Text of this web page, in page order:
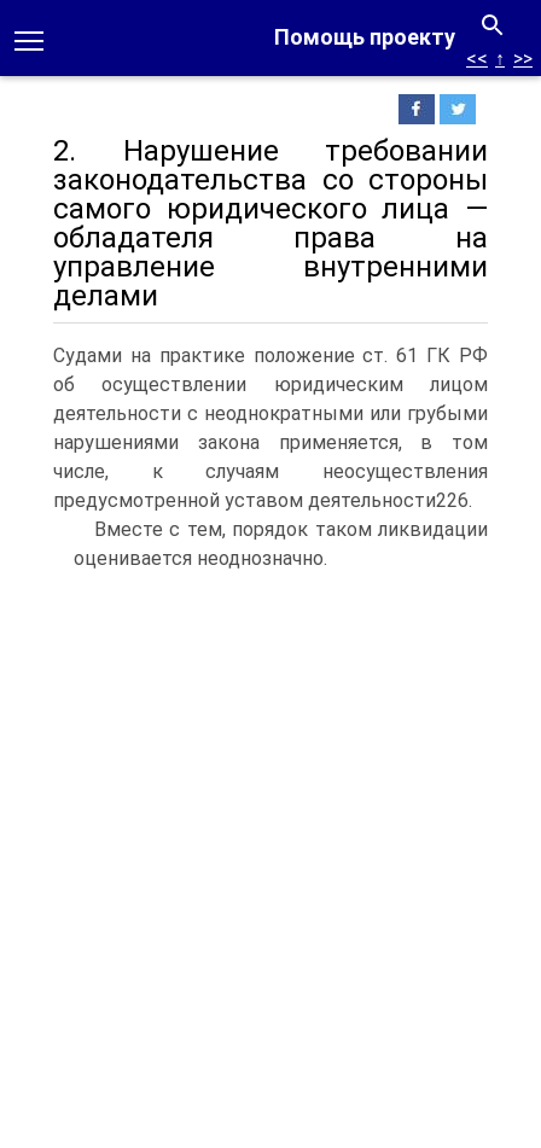
Помощь проекту
<< ↑ >>
2. Нарушение требовании
законодательства со стороны
самого юридического лица —
обладателя права на
управление внутренними
делами
Судами на практике положение ст. 61 ГК РФ
об осуществлении юридическим лицом
деятельности с неоднократными или грубыми
нарушениями закона применяется, в том
числе, к случаям неосуществления
предусмотренной уставом деятельности226.
Вместе с тем, порядок таком ликвидации
оценивается неоднозначно.